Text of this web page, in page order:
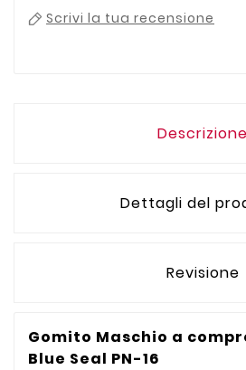
Scrivi la tua recensione
Descrizione
Dettagli del
Revisione
Gomito Maschio a
Blue Seal PN-16